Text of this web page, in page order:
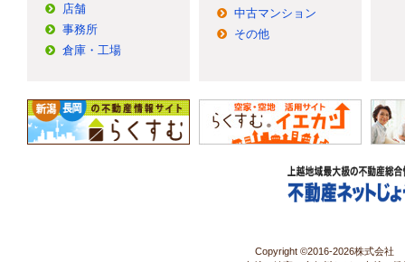
店舗
事務所
倉庫・工場
中古マンション
その他
Copyright ©2016-2026株式会社